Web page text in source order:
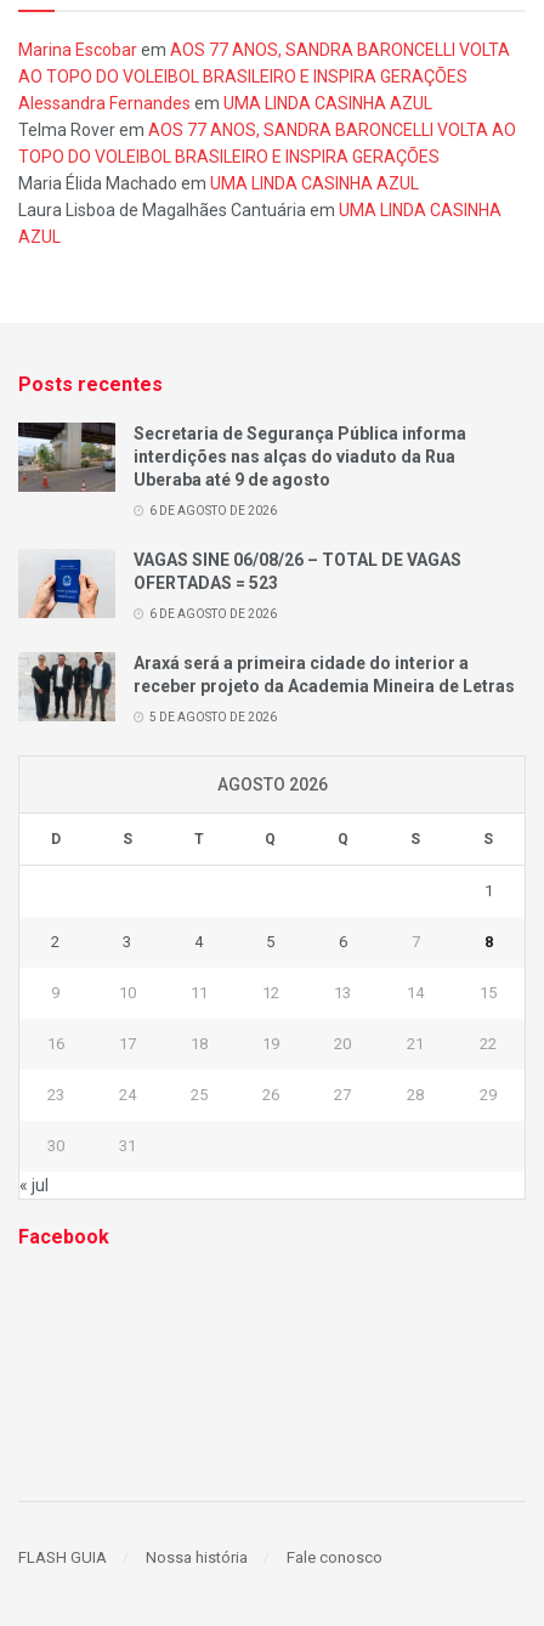
Marina Escobarem AOS 77 ANOS, SANDRA BARONCELLI VOLTA
AO TOPO DO VOLEIBOL BRASILEIRO E INSPIRA GERAÇÕES
Alessandra Fernandes em UMA LINDA CASINHA AZUL
Telma Roverem AOS 77 ANOS, SANDRA BARONCELLI VOLTA AO
TOPO DO VOLEIBOL BRASILEIRO E INSPIRA GERAÇÕES
Maria Élida Machado em UMA LINDA CASINHA AZUL
Laura Lisboa de Magalhães Cantuária em UMA LINDA CASINHA
AZUL
Posts recentes
Secretaria de Segurança Pública informa
interdições nas alças do viaduto da Rua
Uberaba até 9 de agosto
6 DE AGOSTO DE 2026
VAGAS SINE 06/08/26 – TOTAL DE VAGAS
OFERTADAS = 523
6 DE AGOSTO DE 2026
Araxá será a primeira cidade do interior a
receber projeto da Academia Mineira de Letras
5 DE AGOSTO DE 2026
AGOSTO 2026
D S T Q Q S S
1
2 3 4 5 6 7 8
9 10 11 12 13 14 15
16 17 18 19 20 21 22
23 24 25 26 27 28 29
30 31
« jul
Facebook
FLASH GUIA Nossa história Fale conosco